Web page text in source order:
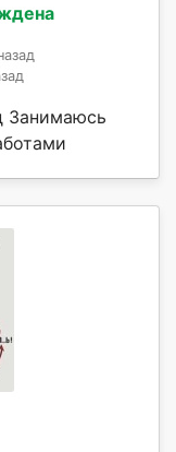
Занимаюсь